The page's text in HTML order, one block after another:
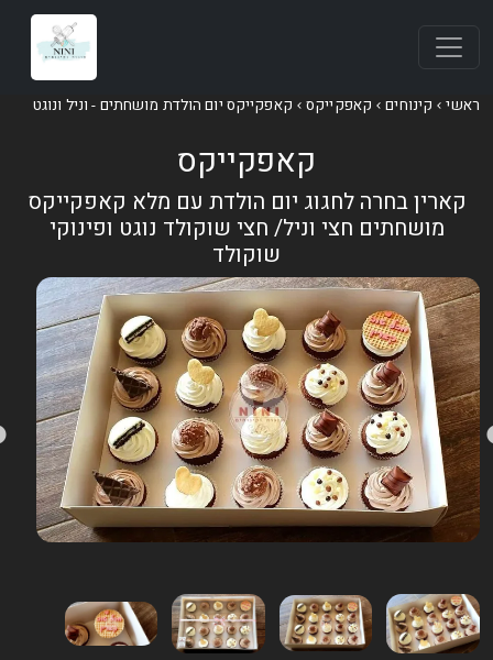
ראשי קינוחים קאפקייקס קאפקייקס יום הולדת מושחתים - וניל ונוגט
קאפקייקס
קארין בחרה לחגוג יום הולדת עם מלא קאפקייקס
מושחתים חצי וניל/ חצי שוקולד נוגט ופינוקי
שוקולד